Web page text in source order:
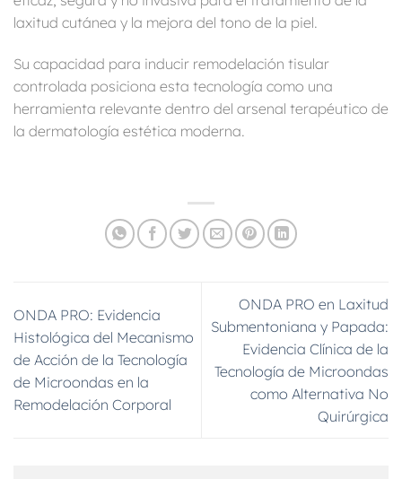
laxitud cutánea y la mejora del tono de la piel.
Su capacidad para inducir remodelación tisular
controlada posiciona esta tecnología como una
herramienta relevante dentro del arsenal terapéutico de
la dermatología estética moderna.
ONDA PRO: Evidencia
Histológica del Mecanismo
de Acción de la Tecnología
de Microondas en la
Remodelación Corporal
ONDA PRO en Laxitud
Submentoniana y Papada:
Evidencia Clínica de la
Tecnología de Microondas
como Alternativa No
Quirúrgica